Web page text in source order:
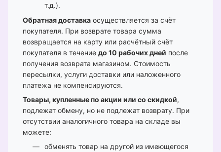
т.д.).
Обратная доставка осуществляется за счёт
покупателя. При возврате товара сумма
возвращается на карту или расчётный счёт
покупателя в течение до 10 рабочих дней после
получения возврата магазином. Стоимость
пересылки, услуги доставки или наложенного
платежа не компенсируются.
Товары, купленные по акции или со скидкой,
подлежат обмену, но не подлежат возврату. При
отсутствии аналогичного товара на складе вы
можете:
обменять товар на другой из имеющегося